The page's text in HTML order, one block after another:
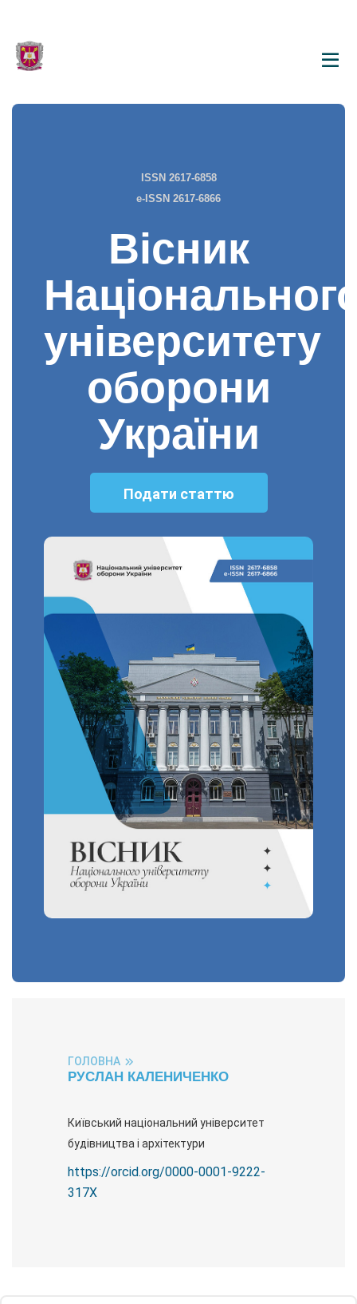
ISSN 2617-6858
e-ISSN 2617-6866
Вісник
університету
оборони
України
Подати статтю
ГОЛОВНА
РУСЛАН КАЛЕНИЧЕНКО
Київський національний університет
будівництва і архітектури
https://orcid.org/0000-0001-9222-
317X